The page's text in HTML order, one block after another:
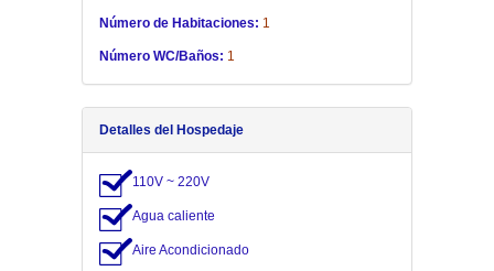
Número de Habitaciones: 1
Número WC/Baños: 1
Detalles del Hospedaje
110V ~ 220V
Agua caliente
Aire Acondicionado